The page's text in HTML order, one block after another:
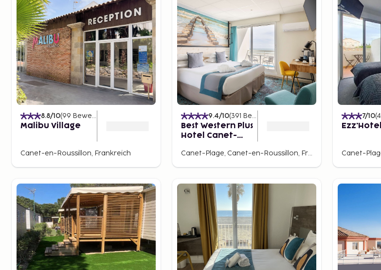
8.8/10(99 Bewertungen
Malibu Village
Canet-en-Roussillon, Frankreich
9.4/10(391 Bewertungen
Best Western Plus
Hotel Canet-
Canet-Plage, Canet-en-Roussillon, Frankreich
7/10(4
Ezz'Hotel